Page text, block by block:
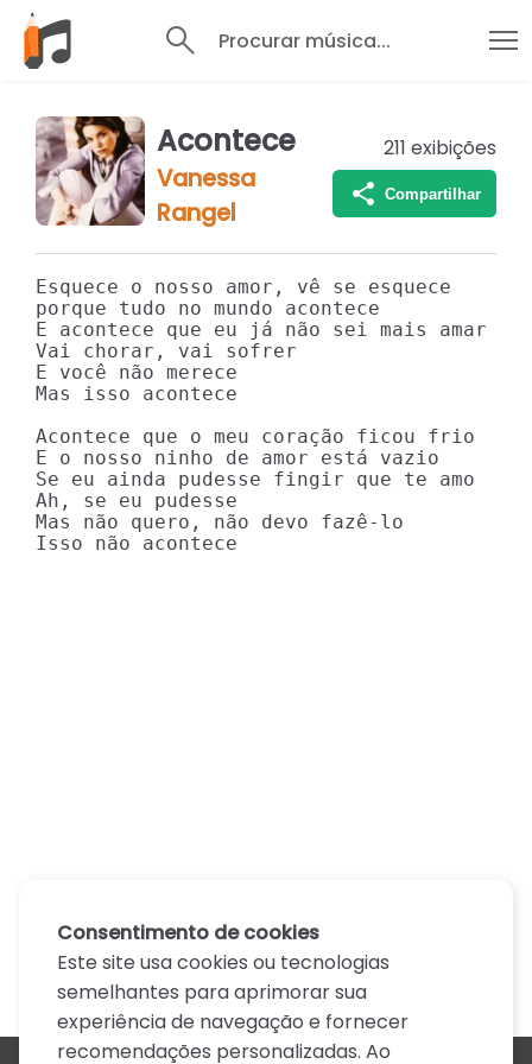
Procurar música...
Acontece
Vanessa
Rangel
211 exibições
Compartilhar
Esquece o nosso amor, vê se esquece
porque tudo no mundo acontece
E acontece que eu já não sei mais amar
Vai chorar, vai sofrer
E você não merece
Mas isso acontece
Acontece que o meu coração ficou frio
E o nosso ninho de amor está vazio
Se eu ainda pudesse fingir que te amo
Ah, se eu pudesse
Mas não quero, não devo fazê-lo
Isso não acontece
Consentimento de cookies
Este site usa cookies ou tecnologias
semelhantes para aprimorar sua
experiência de navegação e fornecer
recomendações personalizadas. Ao